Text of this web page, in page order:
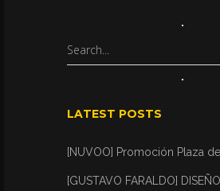
Search
LATEST POSTS
[NUVOO] Promoción Plaza
[GUSTAVO FARALDO]